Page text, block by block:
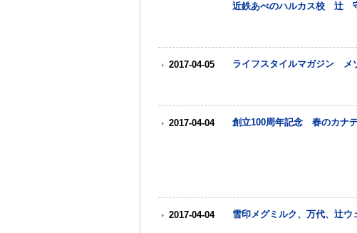
近鉄あべのハルカス校 辻 守
2017-04-05 ライフスタイルマガジン メ
2017-04-04 創立100周年記念 春のカナ
2017-04-04 雪印メグミルク、万代、辻